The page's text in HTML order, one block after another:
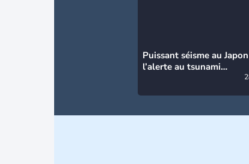
Puissant séisme au
l’alerte au tsunami